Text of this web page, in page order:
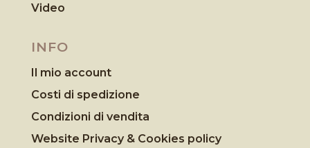
Video
INFO
Il mio account
Costi di spedizione
Condizioni di vendita
Website Privacy & Cookies policy